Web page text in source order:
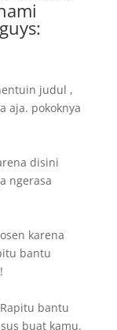
judul ,
aja. pokoknya
disini
ngerasa
karena
bantu
bantu
buat kamu.